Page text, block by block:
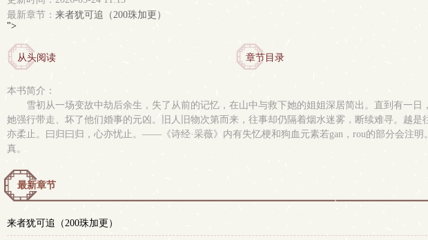
最新章节： 来者犹可追（200珠加更）
">
从头阅读 章节目录
本书简介：
雪初从一场变故中劫后余生，失了从前的记忆，在山中与救下她的姐姐深居简出。直到有一
她强行带走、坏了他们婚事的元凶。旧人旧物次第而来，往事却仍隔着烟水迷雾，断续难寻。越
亦柔止。曰归曰归，心亦忧止。——《诗经·采薇》内有失忆梗和狗血元素若gan，rou的部分会注
真。
最新章节
来者犹可追（200珠加更）